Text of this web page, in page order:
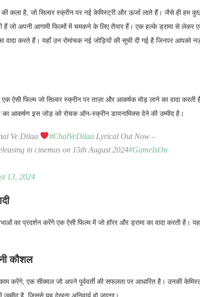
की कला है, जो सिल्वर स्क्रीन पर नई केमिस्ट्री और ऊर्जा लाते हैं। जैसे ही हम
हैं जो अपनी आगामी फिल्मों में चमकने के लिए तैयार हैं। एक हल्के ड्रामा से लेकर
वादा करते हैं। यहाँ उन रोमांचक नई जोड़ियों की सूची दी गई है जिनपर आपको
फिल्म जो सिल्वर स्क्रीन पर ताज़ा और आकर्षक मोड़ लाने का वादा करती
का आकर्षण इस जोड़ को रोचक ऑन-स्क्रीन डायनामिक्स देने की उम्मीद है।
Ve Dilaa #ChalVeDilaa Lyrical Out Now –
in cinemas on 15th August 2024#GameIsOn
13, 2024
का प्रदर्शन करेंगे एक ऐसी फिल्म में जो हॉरर और ड्रामा का वादा करती है।
कौशल
करेंगे, एक सीक्वल जो अपने पूर्ववर्ती की सफलता पर आधारित है। उनकी